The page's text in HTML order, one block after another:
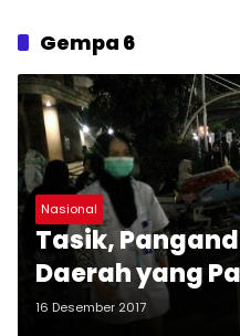
Gempa 6
Nasional
Tasik,
Daerah yang
Akibat Gempa
16 Desember 2017